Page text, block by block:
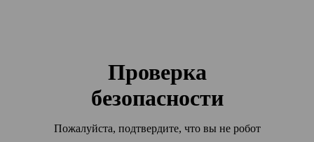
Проверка
безопасности
Пожалуйста, подтвердите, что вы не робот